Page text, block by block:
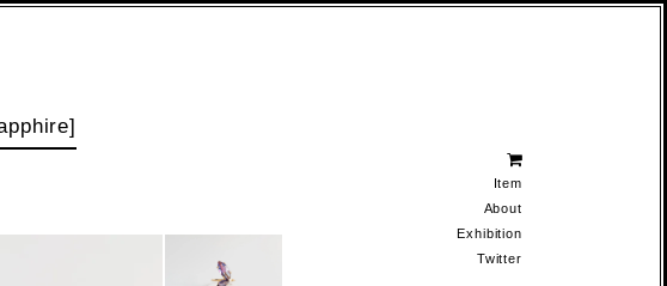
Item
About
Exhibition
Twitter